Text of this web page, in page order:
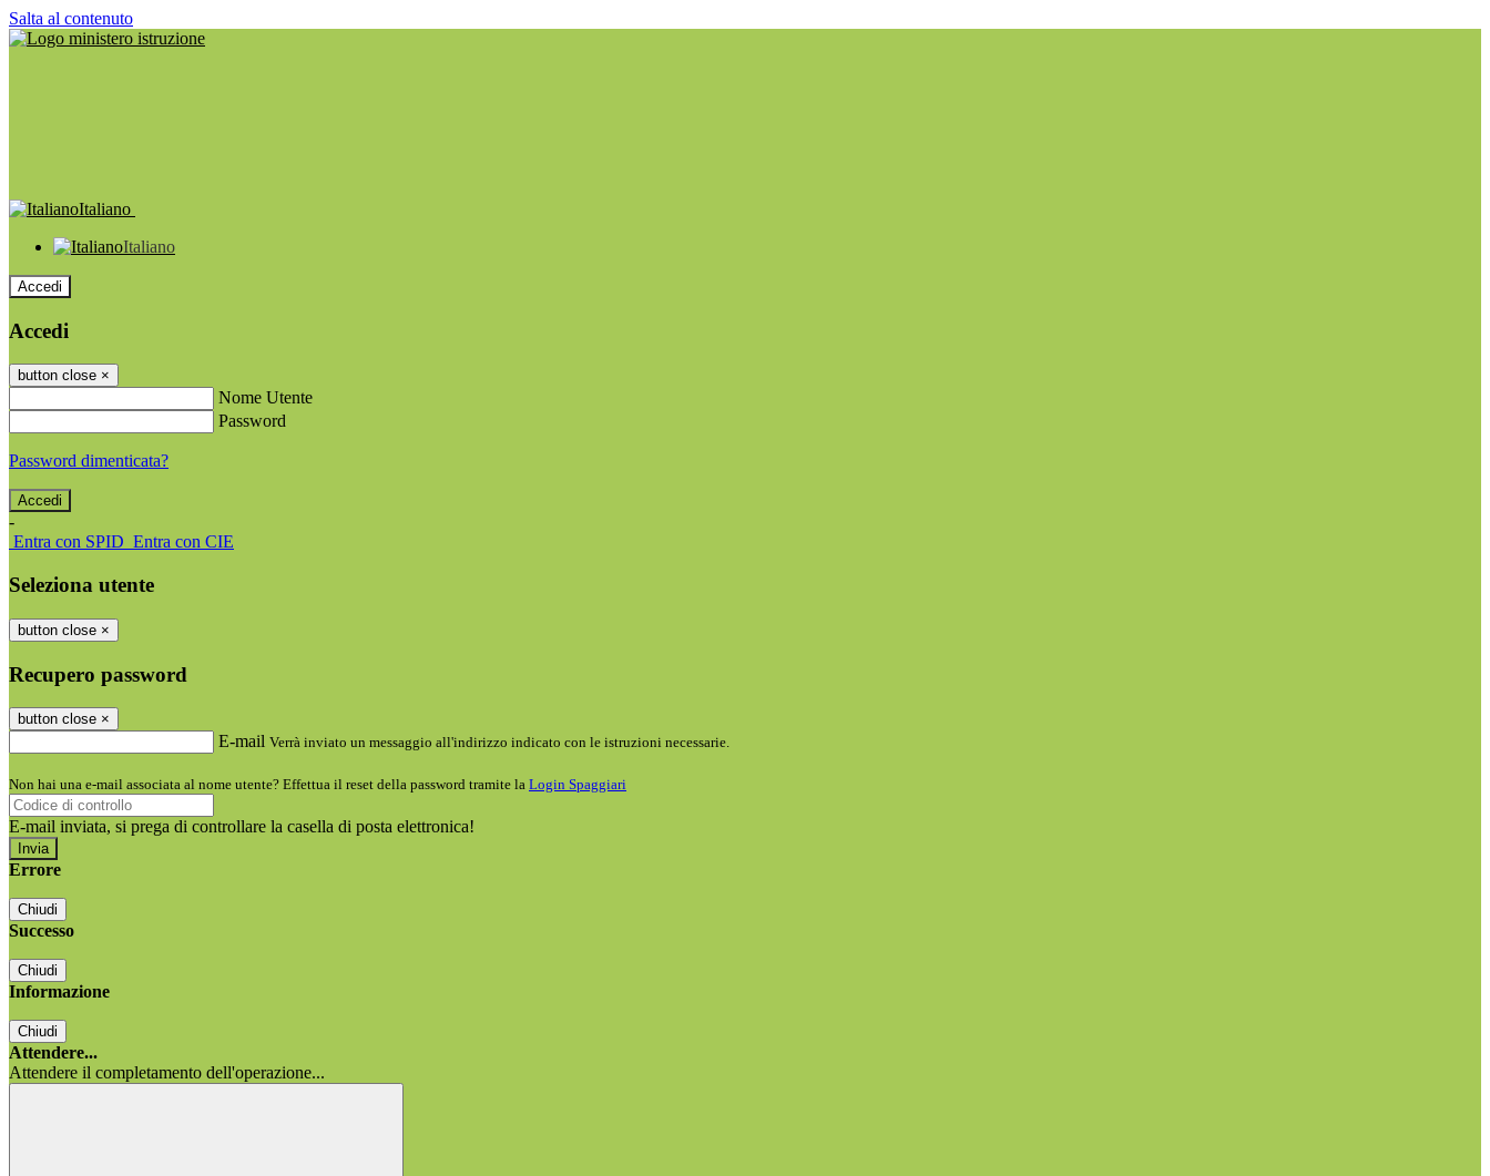
Salta al contenuto
Italiano
Italiano
Accedi
Accedi
button close ×
Nome Utente
Password
Password dimenticata?
-
Entra con SPID Entra con CIE
Seleziona utente
button close ×
Recupero password
button close ×
E-mail Verrà inviato un messaggio all'indirizzo indicato con le istruzioni necessarie.
Non hai una e-mail associata al nome utente? Effettua il reset della password tramite la Login Spaggiari
E-mail inviata, si prega di controllare la casella di posta elettronica!
Errore
Chiudi
Successo
Chiudi
Informazione
Chiudi
Attendere...
Attendere il completamento dell'operazione...